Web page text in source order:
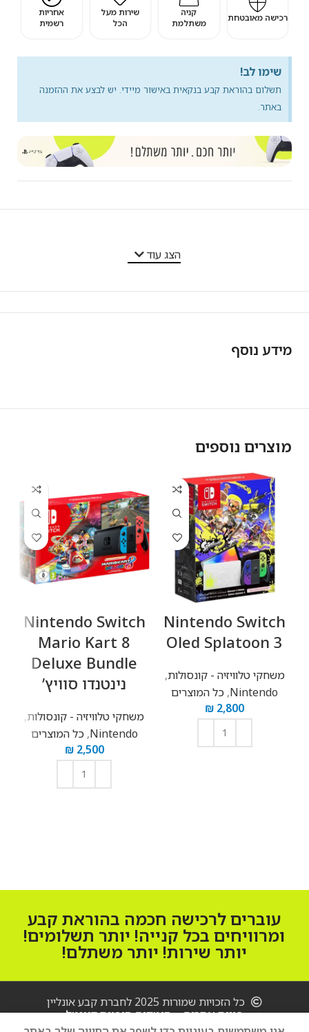
רכישה מאובטחת
קניה
משתלמת
שירות מעל
הכל
אחריות
רשמית
שימו לב!
תשלום בהוראת קבע בנקאית באישור מיידי. יש לבצע את ההזמנה
באתר.
הצג עוד
מידע נוסף
מוצרים נוספים
Nintendo Switch
Oled Splatoon 3
משחקי טלוויזיה - קונסולות,
Nintendo
, כל המוצרים
₪ 2,800
Nintendo Switch
Mario Kart 8
Deluxe Bundle
נינטנדו סוויץ’
משחקי טלוויזיה - קונסולות,
Nintendo
,כל המוצרים
₪2,500
עוברים לרכישה חכמה בהוראת קבע
ומרוויחים בכל קנייה! יותר תשלומים!
יותר שירות! יותר משתלם!
כל הזכויות שמורות 2025 לחברת קבע אונליין
בניית אתרים – סיטקום סוכנות דיגיטל